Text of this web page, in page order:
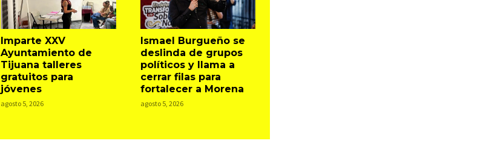
Imparte XXV
Ayuntamiento de
Tijuana talleres
gratuitos para
jóvenes
agosto 5, 2026
Ismael Burgueño se
deslinda de grupos
políticos y llama a
cerrar filas para
fortalecer a Morena
agosto 5, 2026